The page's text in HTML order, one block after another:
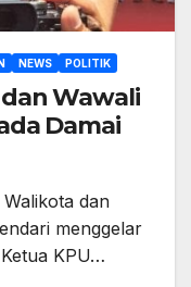
NEWS POLITIK
Wawali
Damai
dan
menggelar
KPU…